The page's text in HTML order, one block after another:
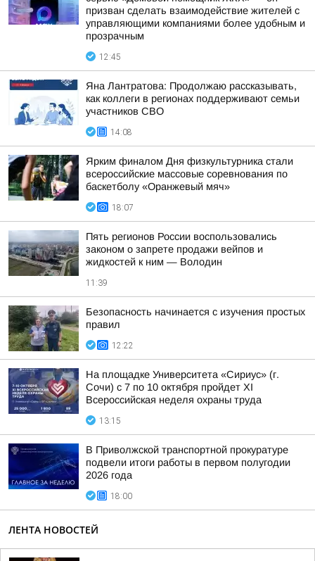
призван сделать взаимодействие жителей с
управляющими компаниями более удобным и
прозрачным
12:45
Яна Лантратова: Продолжаю рассказывать,
как коллеги в регионах поддерживают семьи
участников СВО
14:08
Ярким финалом Дня физкультурника стали
всероссийские массовые соревнования по
баскетболу «Оранжевый мяч»
18:07
Пять регионов России воспользовались
законом о запрете продажи вейпов и
жидкостей к ним — Володин
11:39
Безопасность начинается с изучения простых
правил
12:22
На площадке Университета «Сириус» (г.
Сочи) с 7 по 10 октября пройдет XI
Всероссийская неделя охраны труда
13:15
В Приволжской транспортной прокуратуре
подвели итоги работы в первом полугодии
2026 года
18:00
ЛЕНТА НОВОСТЕЙ